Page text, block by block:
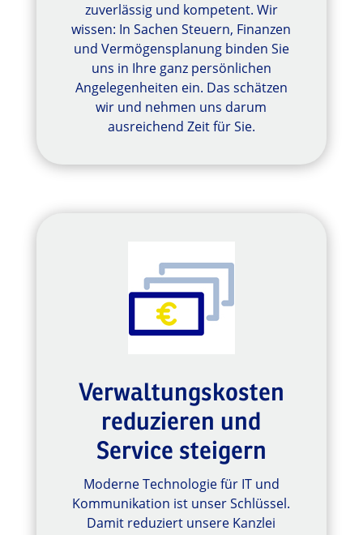
zuverlässig und kompetent. Wir
wissen: In Sachen Steuern, Finanzen
und Vermögensplanung binden Sie
uns in Ihre ganz persönlichen
Angelegenheiten ein. Das schätzen
wir und nehmen uns darum
ausreichend Zeit für Sie.
Verwaltungskosten
reduzieren und
Service steigern
Moderne Technologie für IT und
Kommunikation ist unser Schlüssel.
Damit reduziert unsere Kanzlei